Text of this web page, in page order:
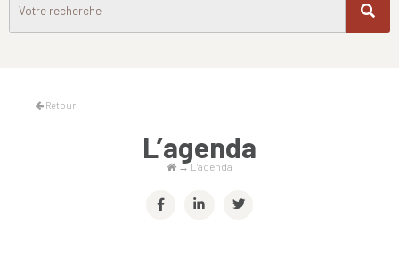
Retour
L’agenda
→L’agenda